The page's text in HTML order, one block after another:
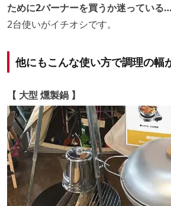
ために2バーナーを買うか迷ってい
2台使いがイチオシです。
他にもこんな使い方で調理の幅
【 大型 燻製鍋 】